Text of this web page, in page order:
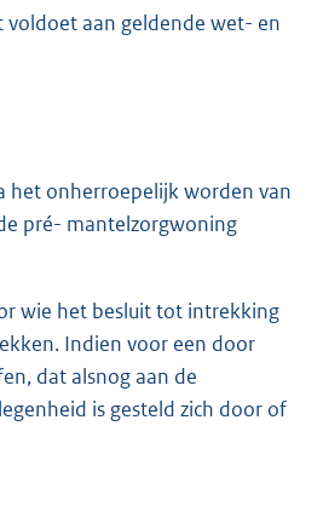
voldoet aan geldende wet- en
het onherroepelijk worden van
pré- mantelzorgwoning
wie het besluit tot intrekking
Indien voor een door
dat alsnog aan de
is gesteld zich door of